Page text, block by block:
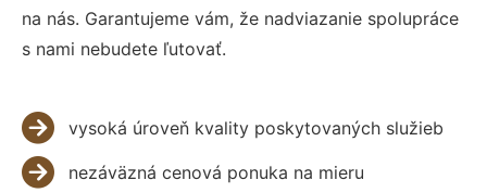
na nás. Garantujeme vám, že nadviazanie spolupráce
s nami nebudete ľutovať.
vysoká úroveň kvality poskytovaných služieb
nezáväzná cenová ponuka na mieru